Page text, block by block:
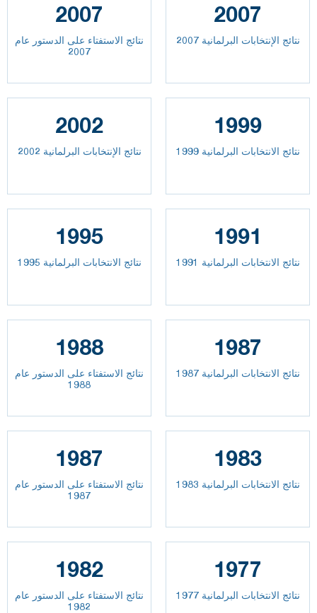
2007
نتائج الاستفتاء على الدستور عام
2007
2007
نتائج الإنتخابات البرلمانية 2007
2002
نتائج الإنتخابات البرلمانية 2002
1999
نتائج الانتخابات البرلمانية 1999
1995
نتائج الانتخابات البرلمانية 1995
1991
نتائج الانتخابات البرلمانية 1991
1988
نتائج الاستفتاء على الدستور عام
1988
1987
نتائج الانتخابات البرلمانية 1987
1987
نتائج الاستفتاء على الدستور عام
1987
1983
نتائج الانتخابات البرلمانية 1983
1982
نتائج الاستفتاء على الدستور عام
1982
1977
نتائج الانتخابات البرلمانية 1977